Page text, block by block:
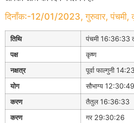
दिनाँक:-12/01/2023, गुरुवार, पंचमी,
तिथि
पंचमी 16:36:33
पक्ष
कृष्ण
नक्षत्र
पूर्वा फाल्गुनी
योग
सौभाग्य 12:30:49
करण
तैतुल 16:36:33
करण
गर 29:30:26